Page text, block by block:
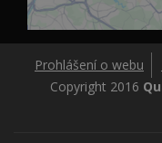
Prohlášení o webu
Copyright 2016